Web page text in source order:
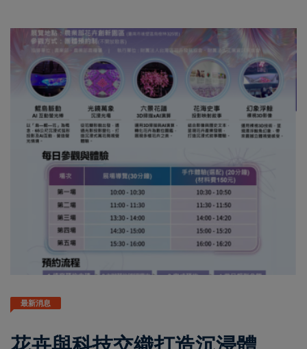
最新消息